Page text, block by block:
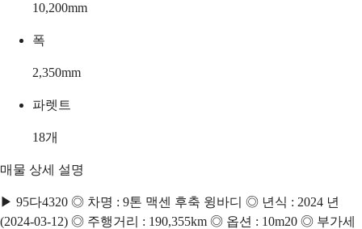
10,200mm
폭
2,350mm
파렛트
18개
매물 상세 설명
▶ 95다4320 ◎ 차명 : 9톤 맥센 후축 윙바디 ◎ 년식 : 2024 년
(2024-03-12) ◎ 주행거리 : 190,355km ◎ 옵션 : 10m20 ◎ 부가세